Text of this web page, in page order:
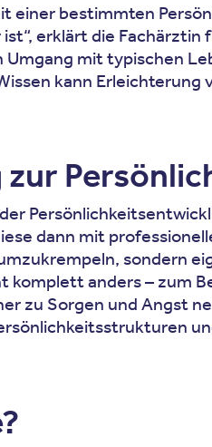
einer bestimmten
erklärt die Fachärztin
mit typischen
kann
dann mit
sondern
komplett anders – zum
zu Sorgen und Angst